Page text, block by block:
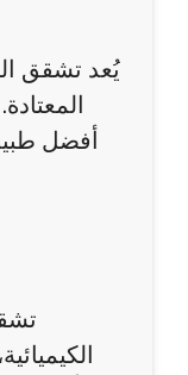
يُعد تشقق
أفضل